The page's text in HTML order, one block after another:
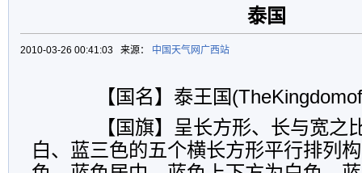
泰国
2010-03-26 00:41:03 来源： 中国天气网广西站
【国名】泰王国
【国旗】呈长方形、长与宽之
白、蓝三色的五个横长方形平行排列